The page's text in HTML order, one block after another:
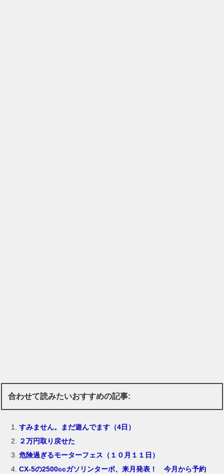
合わせて読みたいおすすめの記事:
すみません。まだ遊んでます（4日）
２万円取り戻せた
危険過ぎるモーターフェス（１０月１１日）
CX-5の2500ccガソリンターボ、来月発表！ 今月から予約